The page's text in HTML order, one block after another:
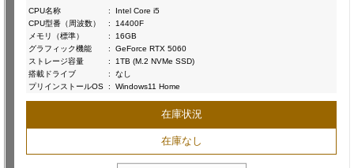
CPU名称
:
Intel Core i5
CPU型番（周波数）
:
14400F
メモリ（標準）
:
16GB
グラフィック機能
:
GeForce RTX 5060
ストレージ容量
:
1TB (M.2 NVMe SSD)
搭載ドライブ
:
なし
プリインストールOS : Windows11 Home
在庫状況
在庫なし